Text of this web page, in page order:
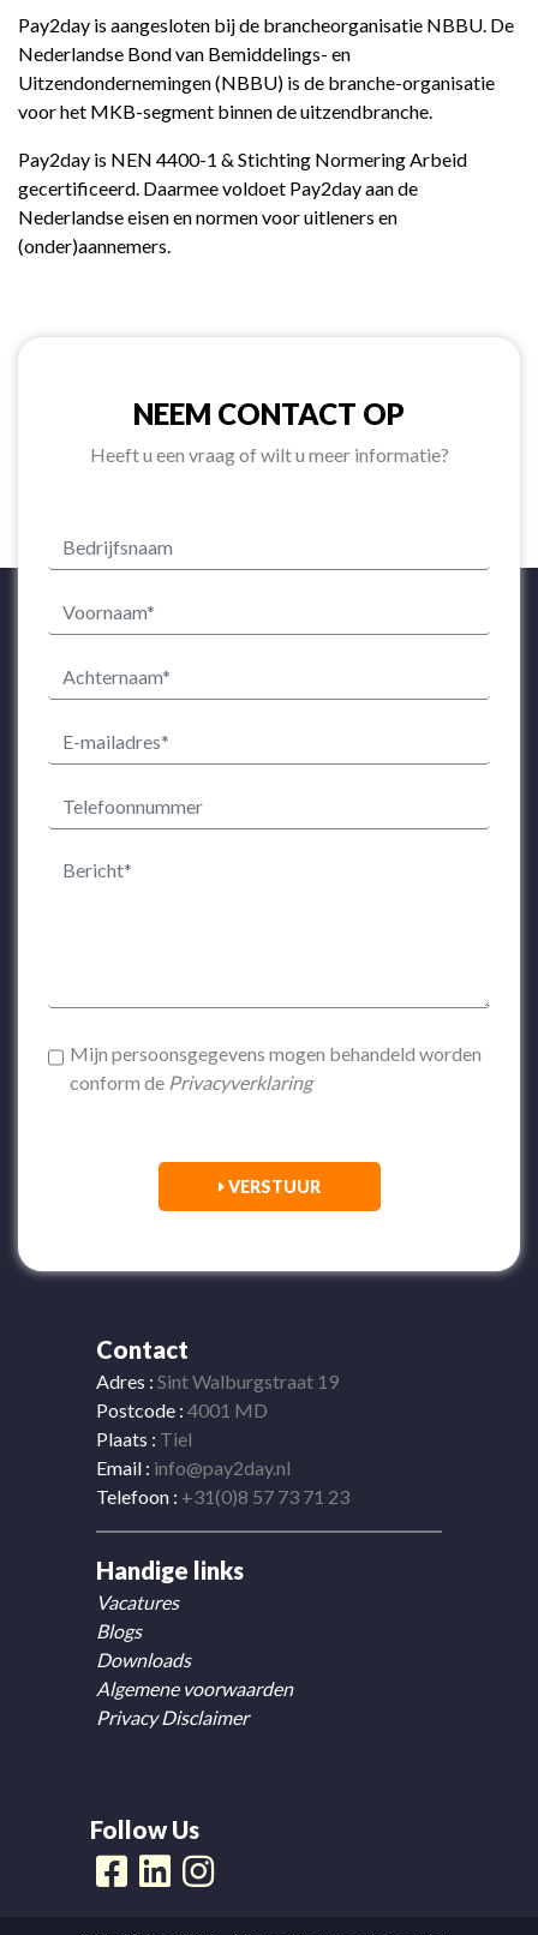
Pay2day is aangesloten bij de brancheorganisatie NBBU. De
Nederlandse Bond van Bemiddelings- en
Uitzendondernemingen (NBBU) is de branche-organisatie
voor het MKB-segment binnen de uitzendbranche.
Pay2day is NEN 4400-1 & Stichting Normering Arbeid
gecertificeerd. Daarmee voldoet Pay2day aan de
Nederlandse eisen en normen voor uitleners en
(onder)aannemers.
NEEM CONTACT OP
Heeft u een vraag of wilt u meer informatie?
Mijn persoonsgegevens mogen behandeld worden
conform de Privacyverklaring
VERSTUUR
Contact
Adres : Sint Walburgstraat 19
Postcode : 4001 MD
Plaats : Tiel
Email : info@pay2day.nl
Telefoon : +31(0)8 57 73 71 23
Handige links
Vacatures
Blogs
Downloads
Algemene voorwaarden
Privacy Disclaimer
Follow Us